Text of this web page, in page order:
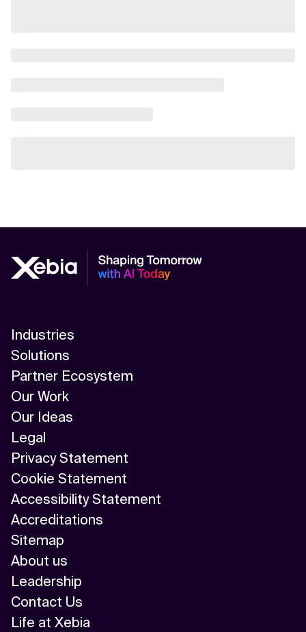
Industries
Solutions
Partner Ecosystem
Our Work
Our Ideas
Legal
Privacy Statement
Cookie Statement
Accessibility Statement
Accreditations
Sitemap
About us
Leadership
Contact Us
Life at Xebia